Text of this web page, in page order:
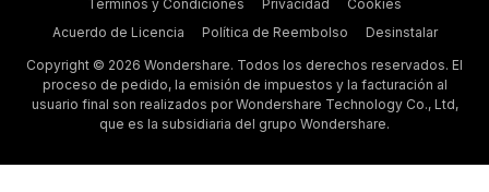
Términos y Condiciones Privacidad
Cookies
Acuerdo de Licencia
Política de Reembolso
Desinstalar
Copyright © 2026 Wondershare. Todos los derechos reservados. El
proceso de pedido, la emisión de impuestos y la facturación al
usuario final son realizados por Wondershare Technology Co., Ltd,
que es la subsidiaria del grupo Wondershare.